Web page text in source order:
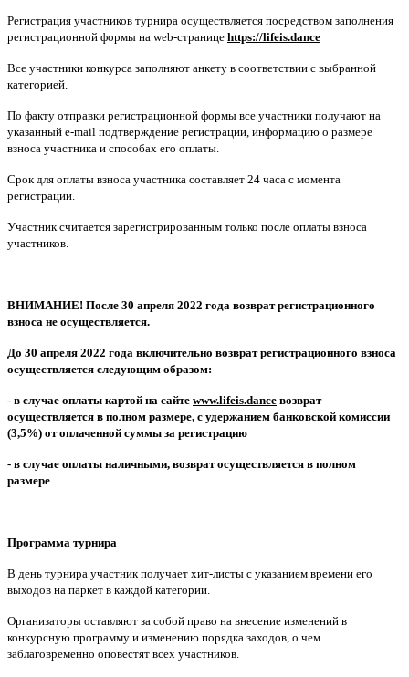
Регистрация участников турнира осуществляется посредством заполнения
регистрационной формы на web-странице https://lifeis.dance
Все участники конкурса заполняют анкету в соответствии с выбранной
категорией.
По факту отправки регистрационной формы все участники получают на
указанный e-mail подтверждение регистрации, информацию о размере
взноса участника и способах его оплаты.
Срок для оплаты взноса участника составляет 24 часа с момента
регистрации.
Участник считается зарегистрированным только после оплаты взноса
участников.
ВНИМАНИЕ! После 30 апреля 2022 года возврат регистрационного
взноса не осуществляется.
До 30 апреля 2022 года включительно возврат регистрационного взноса
осуществляется следующим образом:
- в случае оплаты картой на сайте www.lifeis.dance возврат
осуществляется в полном размере, с удержанием банковской комиссии
(3,5%) от оплаченной суммы за регистрацию
- в случае оплаты наличными, возврат осуществляется в полном
размере
Программа турнира
В день турнира участник получает хит-листы с указанием времени его
выходов на паркет в каждой категории.
Организаторы оставляют за собой право на внесение изменений в
конкурсную программу и изменению порядка заходов, о чем
заблаговременно оповестят всех участников.